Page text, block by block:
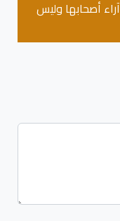
أصحابها وليس